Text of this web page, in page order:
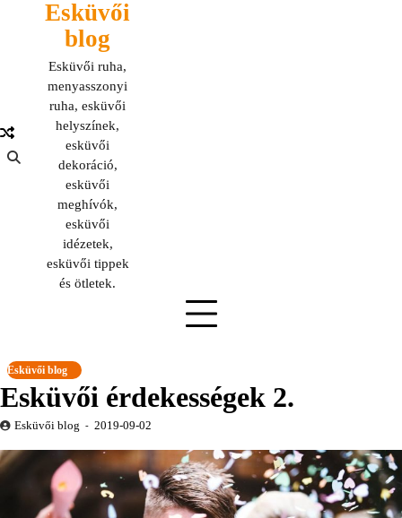
Esküvői
blog
Esküvői ruha,
menyasszonyi
ruha, esküvői
helyszínek,
esküvői
dekoráció,
esküvői
meghívók,
esküvői
idézetek,
esküvői tippek
és ötletek.
Esküvői blog
Esküvői érdekességek 2.
Esküvői blog 2019-09-02